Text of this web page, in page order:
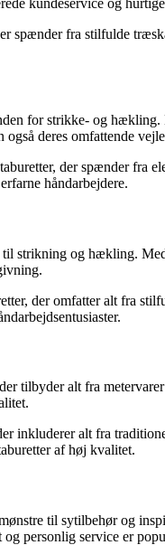
kundeservice og
spænder fra stilfulde
for strikke- og
deres omfattende
der spænder fra
håndarbejdere.
strikning og hækling.
der omfatter alt fra
tilbyder alt fra
inkluderer alt fra
af høj kvalitet.
til sytilbehør og
personlig service er